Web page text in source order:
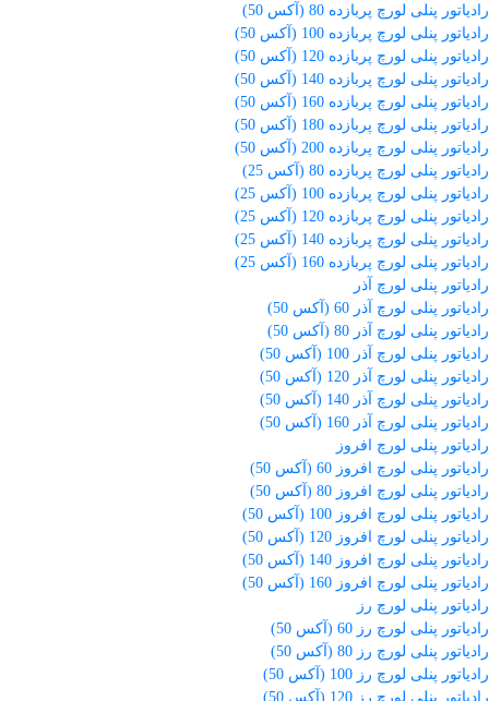
رادیاتور پنلی لورچ پربازده 80 (آکس 50)
رادیاتور پنلی لورچ پربازده 100 (آکس 50)
رادیاتور پنلی لورچ پربازده 120 (آکس 50)
رادیاتور پنلی لورچ پربازده 140 (آکس 50)
رادیاتور پنلی لورچ پربازده 160 (آکس 50)
رادیاتور پنلی لورچ پربازده 180 (آکس 50)
رادیاتور پنلی لورچ پربازده 200 (آکس 50)
رادیاتور پنلی لورچ پربازده 80 (آکس 25)
رادیاتور پنلی لورچ پربازده 100 (آکس 25)
رادیاتور پنلی لورچ پربازده 120 (آکس 25)
رادیاتور پنلی لورچ پربازده 140 (آکس 25)
رادیاتور پنلی لورچ پربازده 160 (آکس 25)
رادیاتور پنلی لورچ آذر
رادیاتور پنلی لورچ آذر 60 (آکس 50)
رادیاتور پنلی لورچ آذر 80 (آکس 50)
رادیاتور پنلی لورچ آذر 100 (آکس 50)
رادیاتور پنلی لورچ آذر 120 (آکس 50)
رادیاتور پنلی لورچ آذر 140 (آکس 50)
رادیاتور پنلی لورچ آذر 160 (آکس 50)
رادیاتور پنلی لورچ افروز
رادیاتور پنلی لورچ افروز 60 (آکس 50)
رادیاتور پنلی لورچ افروز 80 (آکس 50)
رادیاتور پنلی لورچ افروز 100 (آکس 50)
رادیاتور پنلی لورچ افروز 120 (آکس 50)
رادیاتور پنلی لورچ افروز 140 (آکس 50)
رادیاتور پنلی لورچ افروز 160 (آکس 50)
رادیاتور پنلی لورچ رز
رادیاتور پنلی لورچ رز 60 (آکس 50)
رادیاتور پنلی لورچ رز 80 (آکس 50)
رادیاتور پنلی لورچ رز 100 (آکس 50)
رادیاتور پنلی لورچ رز 120 (آکس 50)